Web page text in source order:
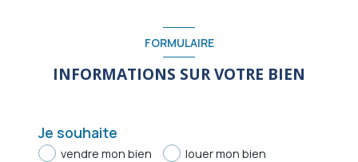
FORMULAIRE
INFORMATIONS SUR VOTRE BIEN
Je souhaite
vendre mon bien louer mon bien